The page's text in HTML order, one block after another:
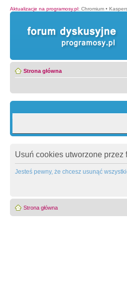
Aktualizacje na programosy.pl: Chromium •
Strona główna
Usuń cookies utworzone przez
Jesteś pewny, że chcesz usunąć
Strona główna